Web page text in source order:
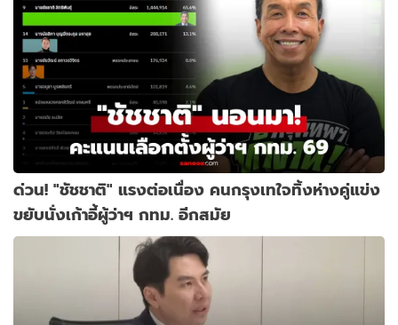
ด่วน! "ชัชชาติ" แรงต่อเนื่อง คนกรุงเทใจทิ้งห่างคู่แข่ง
ขยับนั่งเก้าอี้ผู้ว่าฯ กทม. อีกสมัย